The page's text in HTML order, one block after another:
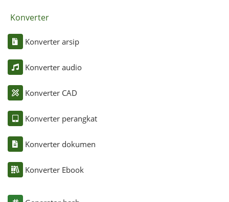
Konverter
Konverter arsip
Konverter audio
Konverter CAD
Konverter perangkat
Konverter dokumen
Konverter Ebook